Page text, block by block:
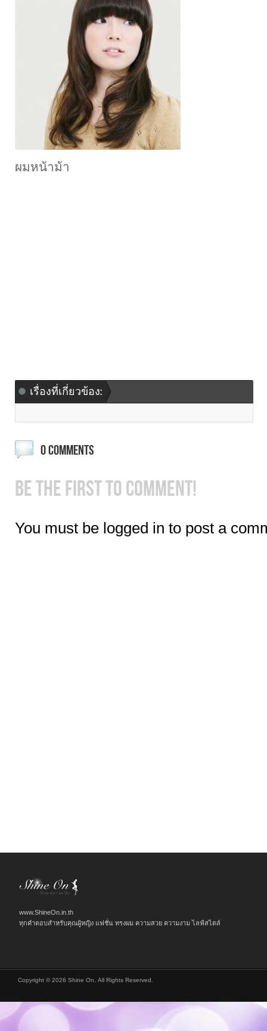
ผมหน้าม้า
เรื่องที่เกี่ยวข้อง:
0 COMMENTS
BE THE FIRST TO COMMENT!
You must be logged in to post a
www.ShineOn.in.th
ทุกคำตอบสำหรับคุณผู้หญิง แฟชั่น ทรงผม ความสวย ความงาม ไลฟ์สไตล์
Copyright © 2026 Shine On, All Rights Reserved.